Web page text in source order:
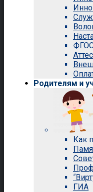
Родителям и
Как
ГИА